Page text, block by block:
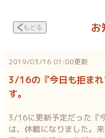
もどる お
2019/03/16 01:00更新
3/16の『今日も拒ま
す。
3/16に更新予定だった『
は、休載になりました。